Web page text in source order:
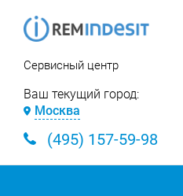
Сервисный центр
Ваш текущий город:
Москва
(495) 157-59-98